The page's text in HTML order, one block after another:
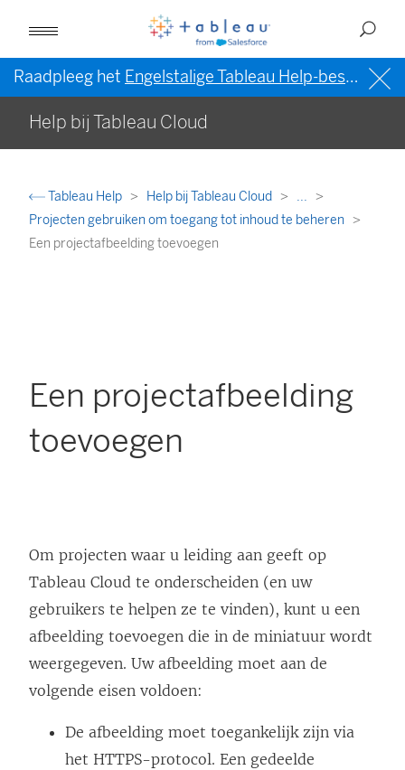
Raadpleeg het Engelstalige Tableau Help-bestand (VS)
Help bij Tableau Cloud
Tableau Help Help bij Tableau Cloud
...
Projecten gebruiken om toegang tot inhoud te beheren
Een projectafbeelding toevoegen
Een projectafbeelding
toevoegen
Om projecten waar u leiding aan geeft op
Tableau Cloud te onderscheiden (en uw
gebruikers te helpen ze te vinden), kunt u een
afbeelding toevoegen die in de miniatuur wordt
weergegeven. Uw afbeelding moet aan de
volgende eisen voldoen:
De afbeelding moet toegankelijk zijn via
het HTTPS-protocol. Een gedeelde